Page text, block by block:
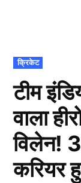
POSTED
IN
क्रिकेट
टीम
वाला
विलेन!
करियर